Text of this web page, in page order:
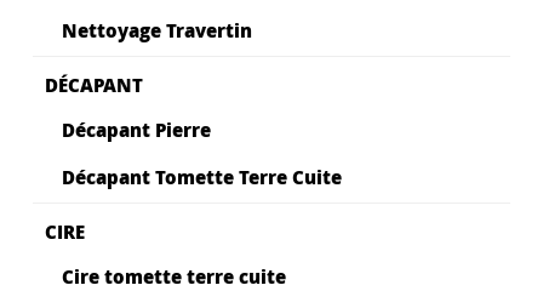
Nettoyage Travertin
DÉCAPANT
Décapant Pierre
Décapant Tomette Terre Cuite
CIRE
Cire tomette terre cuite